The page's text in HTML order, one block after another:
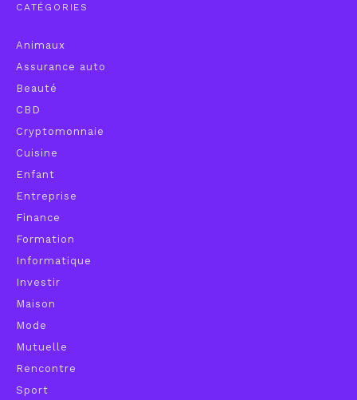
CATÉGORIES
Animaux
Assurance auto
Beauté
CBD
Cryptomonnaie
Cuisine
Enfant
Entreprise
Finance
Formation
Informatique
Investir
Maison
Mode
Mutuelle
Rencontre
Sport